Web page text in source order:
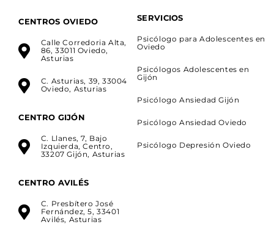
CENTROS OVIEDO
Calle Corredoria Alta,
86, 33011 Oviedo,
Asturias
C. Asturias, 39, 33004
Oviedo, Asturias
CENTRO GIJÓN
C. Llanes, 7, Bajo
Izquierda, Centro,
33207 Gijón, Asturias
CENTRO AVILÉS
C. Presbítero José
Fernández, 5, 33401
Avilés, Asturias
SERVICIOS
Psicólogo para Adolescentes en
Oviedo
Psicólogos Adolescentes en
Gijón
Psicólogo Ansiedad Gijón
Psicólogo Ansiedad Oviedo
Psicólogo Depresión Oviedo